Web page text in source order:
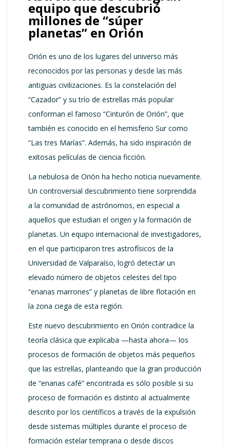
equipo que descubrió
millones de “súper
planetas” en Orión
Orión es uno de los lugares del universo más
reconocidos por las personas y desde las más
antiguas civilizaciones. Es la constelación del
“Cazador” y su trío de estrellas más popular
conforman el famoso “Cinturón de Orión”, que
también es conocido en el hemisferio Sur como
“Las tres Marías”. Además, ha sido inspiración de
exitosas películas de ciencia ficción.
La nebulosa de Orión ha hecho noticia nuevamente.
Un controversial descubrimiento tiene sorprendida
a la comunidad de astrónomos, en especial a
aquellos que estudian el origen y la formación de
planetas. Un equipo internacional de investigadores,
en el que participaron tres astrofísicos de la
Universidad de Valparaíso, logró detectar un
elevado número de objetos celestes del tipo
“enanas marrones” y planetas de libre flotación en
la zona ciega de esta región.
Este nuevo descubrimiento en Orión contradice la
teoría clásica que explicaba —hasta ahora— los
procesos de formación de objetos más pequeños
que las estrellas, planteando que la gran producción
de “enanas café” encontrada es sólo posible si su
proceso de formación es distinto al actualmente
descrito por los científicos a través de la expulsión
desde sistemas múltiples durante el proceso de
formación estelar temprana o desde discos